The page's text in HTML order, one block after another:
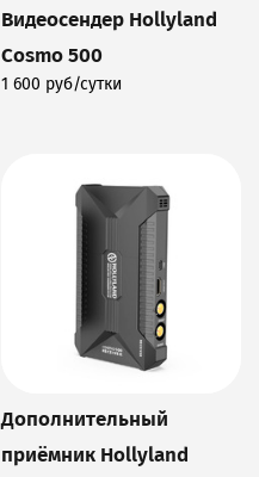
Видеосендер Hollyland
Cosmo 500
1 600 руб/сутки
Дополнительный
приёмник Hollyland